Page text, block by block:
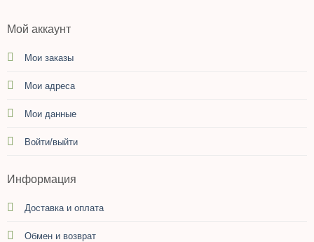
Мой аккаунт
Мои заказы
Мои адреса
Мои данные
Войти/выйти
Информация
Доставка и оплата
Обмен и возврат